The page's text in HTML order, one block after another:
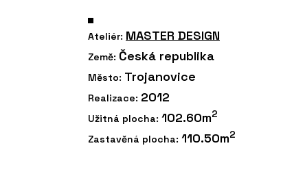
Ateliér: MASTER DESIGN
Země: Česká republika
Město: Trojanovice
Realizace: 2012
Užitná plocha: 102.60m2
Zastavěná plocha: 110.50m2